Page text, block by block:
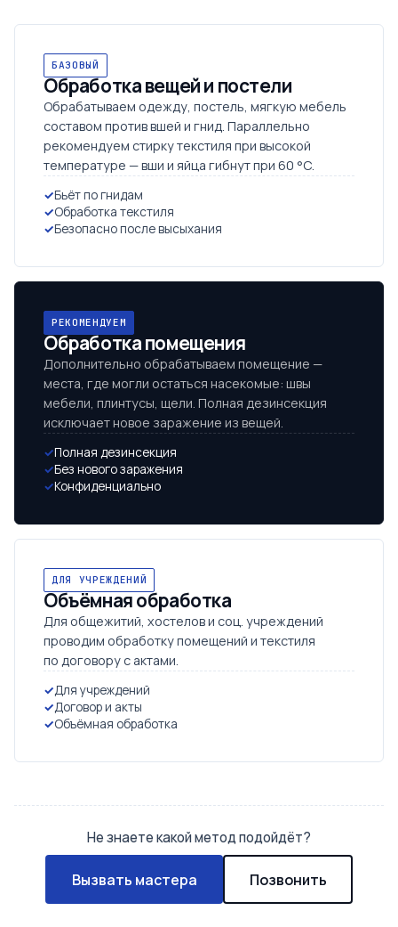
БАЗОВЫЙ
Обработка вещей и постели
Обрабатываем одежду, постель, мягкую мебель
составом против вшей и гнид. Параллельно
рекомендуем стирку текстиля при высокой
температуре — вши и яйца гибнут при 60 °C.
Бьёт по гнидам
Обработка текстиля
Безопасно после высыхания
РЕКОМЕНДУЕМ
Обработка помещения
Дополнительно обрабатываем помещение —
места, где могли остаться насекомые: швы
мебели, плинтусы, щели. Полная дезинсекция
исключает новое заражение из вещей.
Полная дезинсекция
Без нового заражения
Конфиденциально
ДЛЯ УЧРЕЖДЕНИЙ
Объёмная обработка
Для общежитий, хостелов и соц. учреждений
проводим обработку помещений и текстиля
по договору с актами.
Для учреждений
Договор и акты
Объёмная обработка
Не знаете какой метод подойдёт?
Вызвать мастера Позвонить